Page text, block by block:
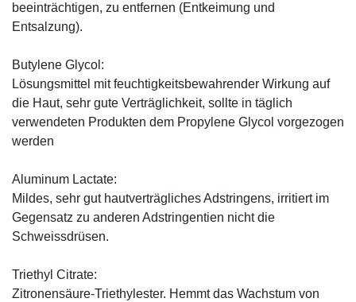
beeinträchtigen, zu entfernen (Entkeimung und
Entsalzung).
Butylene Glycol:
Lösungsmittel mit feuchtigkeitsbewahrender Wirkung auf
die Haut, sehr gute Verträglichkeit, sollte in täglich
verwendeten Produkten dem Propylene Glycol vorgezogen
werden
Aluminum Lactate:
Mildes, sehr gut hautverträgliches Adstringens, irritiert im
Gegensatz zu anderen Adstringentien nicht die
Schweissdrüsen.
Triethyl Citrate:
Zitronensäure-Triethylester. Hemmt das Wachstum von